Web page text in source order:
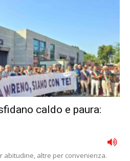
caldo e paura:
abitudine, altre per convenienza.